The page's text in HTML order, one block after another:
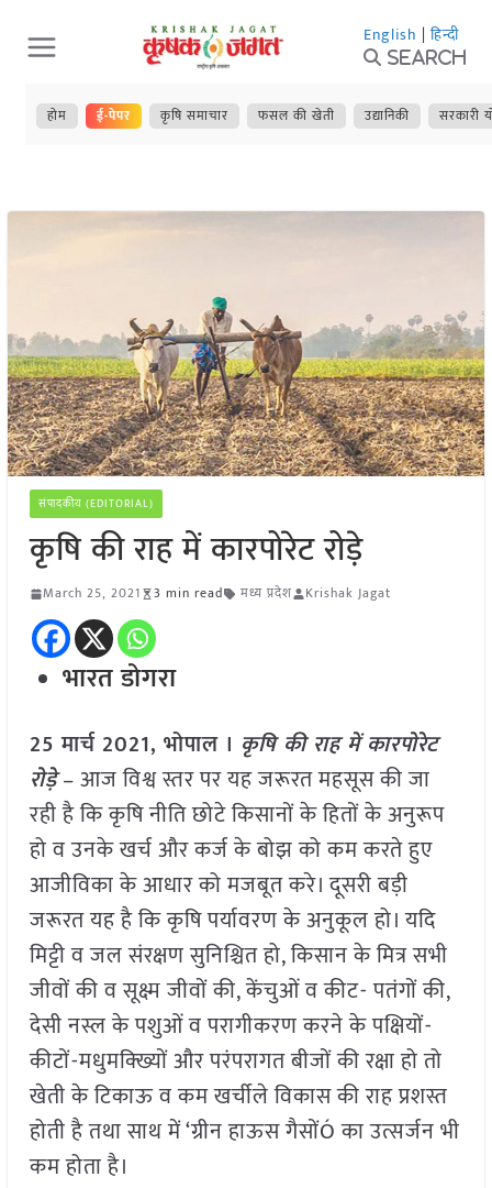
Skip
to
content
English | हिन्दी
Search
होम ई-पेपर कृषि समाचार फसल की खेती उद्यानिकी सरकारी
संपादकीय (EDITORIAL)
कृषि की राह में कारपोरेट रोड़े
March 25, 2021 3 min read मध्य प्रदेश Krishak Jagat
भारत डोगरा
25 मार्च 2021, भोपाल । कृषि की राह में कारपोरेट
रोड़े– आज विश्व स्तर पर यह जरूरत महसूस की जा
रही है कि कृषि नीति छोटे किसानों के हितों के अनुरूप
हो व उनके खर्च और कर्ज के बोझ को कम करते हुए
आजीविका के आधार को मजबूत करे। दूसरी बड़ी
जरूरत यह है कि कृषि पर्यावरण के अनुकूल हो। यदि
मिट्टी व जल संरक्षण सुनिश्चित हो, किसान के मित्र सभी
जीवों की व सूक्ष्म जीवों की, केंचुओं व कीट- पतंगों की,
देसी नस्ल के पशुओं व परागीकरण करने के पक्षियों-
कीटों-मधुमक्ख्यिों और परंपरागत बीजों की रक्षा हो तो
खेती के टिकाऊ व कम खर्चीले विकास की राह प्रशस्त
होती है तथा साथ में ‘ग्रीन हाऊस गैसोंÓ का उत्सर्जन भी
कम होता है।